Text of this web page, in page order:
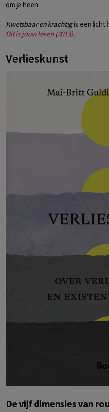
om je heen.
Kwetsbaar en krachtigis een licht
Dit is jouw leven (2013).
Verlieskunst
De vijf dimensies van